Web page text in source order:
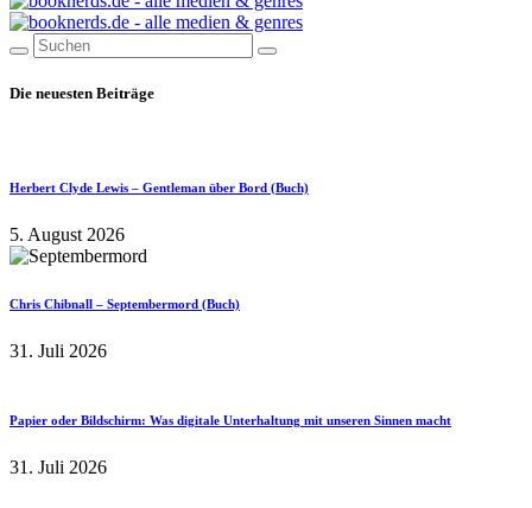
Die neuesten Beiträge
Herbert Clyde Lewis – Gentleman über Bord (Buch)
5. August 2026
Chris Chibnall – Septembermord (Buch)
31. Juli 2026
Papier oder Bildschirm: Was digitale Unterhaltung mit unseren Sinnen macht
31. Juli 2026